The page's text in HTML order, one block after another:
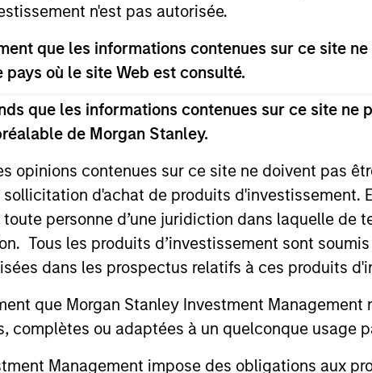
n'est pas autorisée.
que les informations contenues sur ce site
où le site Web est consulté.
que les informations contenues sur ce site
de Morgan Stanley.
opinions contenues sur ce site ne doivent pas
d'achat de produits d'investissement.
personne d’une juridiction dans laquelle
Tous les produits d’investissement sont
dans les prospectus relatifs à ces produits
que Morgan Stanley Investment
complètes ou adaptées à un quelconque usage
Management impose des obligations aux
of
quality
historical
stability of
over the past
2
Consistent
Earnings Growth
We seek companies that
provide long-term growth
opportunities. This growth is
typically supported by secular
tailwinds, long product life